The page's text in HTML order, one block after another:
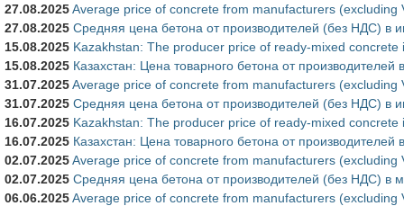
27.08.2025Average price of concrete from manufacturers (excluding
27.08.2025 Средняя цена бетона от производителей (без НДС) в
15.08.2025 Kazakhstan: The producer price of ready-mixed concrete
15.08.2025 Казахстан: Цена товарного бетона от производителей
31.07.2025Average price of concrete from manufacturers (excluding
31.07.2025 Средняя цена бетона от производителей (без НДС) в
16.07.2025 Kazakhstan: The producer price of ready-mixed concrete
16.07.2025 Казахстан: Цена товарного бетона от производителей
02.07.2025Average price of concrete from manufacturers (excluding
02.07.2025 Средняя цена бетона от производителей (без НДС) в
06.06.2025Average price of concrete from manufacturers (excluding